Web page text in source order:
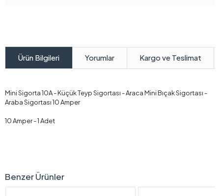
Ürün Bilgileri Yorumlar Kargo ve Teslimat
Mini Sigorta 10A - Küçük Teyp Sigortası - Araca Mini Bıçak Sigortası -
Araba Sigortası 10 Amper
10 Amper - 1 Adet
Benzer Ürünler